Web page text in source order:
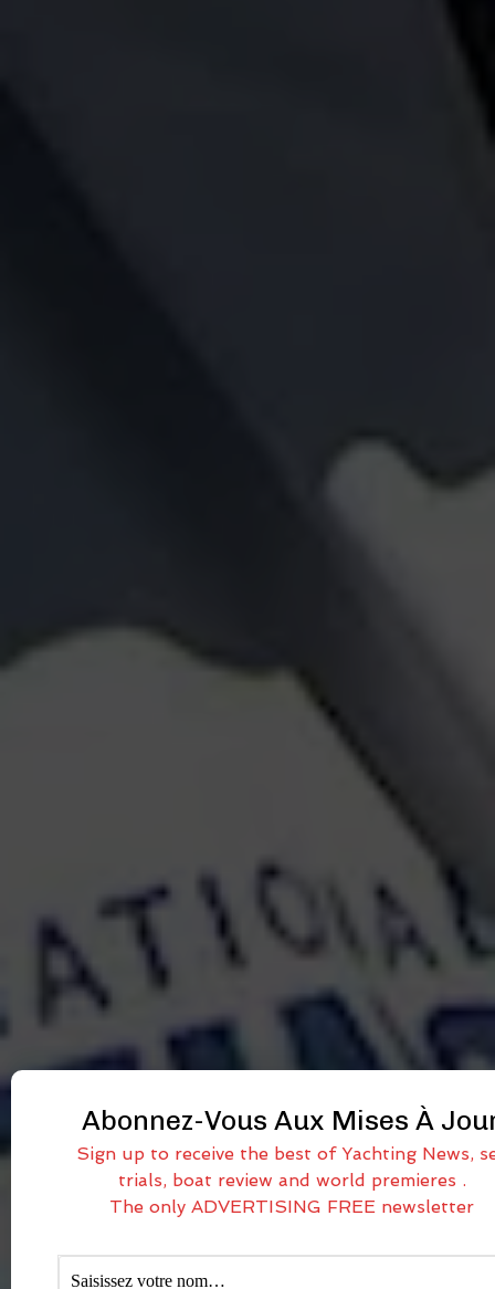
Abonnez-Vous Aux Mises À
Sign up to receive the best of Yachting News,
trials, boat review and world premieres .
The only ADVERTISING FREE newsletter